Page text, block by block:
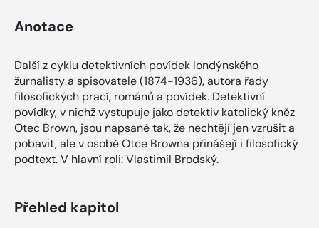
Anotace
Další z cyklu detektivních povídek londýnského
žurnalisty a spisovatele (1874-1936), autora řady
filosofických prací, románů a povídek. Detektivní
povídky, v nichž vystupuje jako detektiv katolický kněz
Otec Brown, jsou napsané tak, že nechtějí jen vzrušit a
pobavit, ale v osobě Otce Browna přinášejí i filosofický
podtext. V hlavní roli: Vlastimil Brodský.
Přehled kapitol